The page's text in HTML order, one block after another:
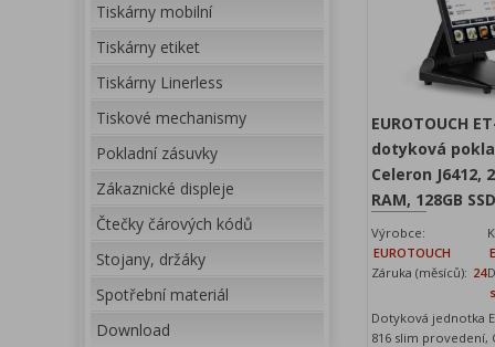
Tiskárny mobilní
Tiskárny etiket
Tiskárny Linerless
Tiskové mechanismy
Pokladní zásuvky
Zákaznické displeje
Čtečky čárových kódů
Stojany, držáky
Spotřební materiál
Download
EUROTOUCH
dotyková
Celeron J6412,
RAM, 128GB SSD
Výrobce:
EUROTOUCH
Záruka (měsíců): 24
Dotyková jednotka
816 slim provedení,